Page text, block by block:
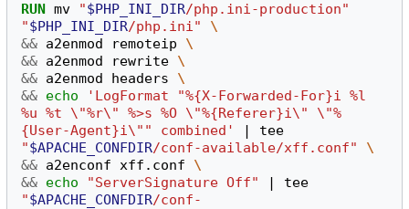
RUN mv "$PHP_INI_DIR/php.ini-production"
"$PHP_INI_DIR/php.ini"
\
&& a2enmod remoteip \
&& a2enmod rewrite \
&& a2enmod headers \
&& echo
'LogFormat "%{X-Forwarded-For}i %l
%u %t \"%r\" %>s %O \"%{Referer}i\" \"%
{User-Agent}i\"" combined'
|
"$APACHE_CONFDIR/conf-available/xff.conf"
\
&& a2enconf xff.conf \
&& echo "ServerSignature Off" |
"$APACHE_CONFDIR/conf-